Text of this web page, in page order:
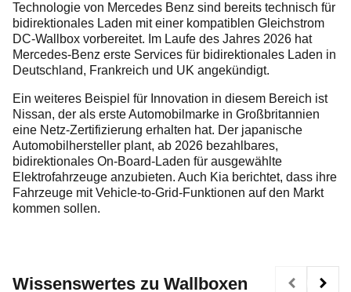
Technologie von Mercedes Benz sind bereits technisch für
bidirektionales Laden mit einer kompatiblen Gleichstrom
DC-Wallbox vorbereitet. Im Laufe des Jahres 2026 hat
Mercedes-Benz erste Services für bidirektionales Laden in
Deutschland, Frankreich und UK angekündigt.
Ein weiteres Beispiel für Innovation in diesem Bereich ist
Nissan, der als erste Automobilmarke in Großbritannien
eine Netz-Zertifizierung erhalten hat. Der japanische
Automobilhersteller plant, ab 2026 bezahlbares,
bidirektionales On-Board-Laden für ausgewählte
Elektrofahrzeuge anzubieten. Auch Kia berichtet, dass ihre
Fahrzeuge mit Vehicle-to-Grid-Funktionen auf den Markt
kommen sollen.
Wissenswertes zu Wallboxen